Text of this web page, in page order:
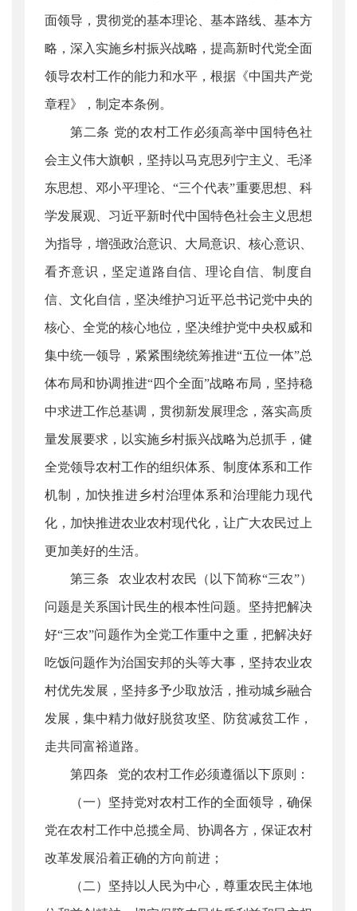
面领导，贯彻党的基本理论、基本路线、基本方
略，深入实施乡村振兴战略，提高新时代党全面
领导农村工作的能力和水平，根据《中国共产党
章程》，制定本条例。
第二条 党的农村工作必须高举中国特色社
会主义伟大旗帜，坚持以马克思列宁主义、毛泽
东思想、邓小平理论、“三个代表”重要思想、科
学发展观、习近平新时代中国特色社会主义思想
为指导，增强政治意识、大局意识、核心意识、
看齐意识，坚定道路自信、理论自信、制度自
信、文化自信，坚决维护习近平总书记党中央的
核心、全党的核心地位，坚决维护党中央权威和
集中统一领导，紧紧围绕统筹推进“五位一体”总
体布局和协调推进“四个全面”战略布局，坚持稳
中求进工作总基调，贯彻新发展理念，落实高质
量发展要求，以实施乡村振兴战略为总抓手，健
全党领导农村工作的组织体系、制度体系和工作
机制，加快推进乡村治理体系和治理能力现代
化，加快推进农业农村现代化，让广大农民过上
更加美好的生活。
第三条 农业农村农民（以下简称“三农”）
问题是关系国计民生的根本性问题。坚持把解决
好“三农”问题作为全党工作重中之重，把解决好
吃饭问题作为治国安邦的头等大事，坚持农业农
村优先发展，坚持多予少取放活，推动城乡融合
发展，集中精力做好脱贫攻坚、防贫减贫工作，
走共同富裕道路。
第四条 党的农村工作必须遵循以下原则：
（一）坚持党对农村工作的全面领导，确保
党在农村工作中总揽全局、协调各方，保证农村
改革发展沿着正确的方向前进；
（二）坚持以人民为中心，尊重农民主体地